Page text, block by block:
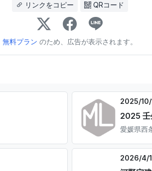
リンクをコピー QRコード
無料プラン のため、広告が表示されます。
2025/10/
2025 壬
愛媛県西
2026/4/